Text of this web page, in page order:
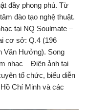
đầy phong phú. Từ
đào tạo nghệ thuật.
tại NQ Soulmate –
cơ sở: Q.4 (196
Văn Hưởng). Song
nhạc – Điện ảnh tại
tổ chức, biểu diễn
Chí Minh và các